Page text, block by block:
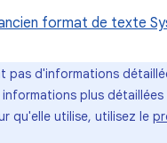
format de texte
pas d'informations
plus
qu'elle utilise, utilisez le